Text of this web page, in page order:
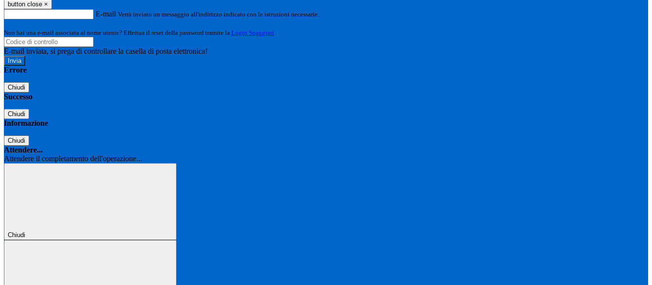
button close ×
E-mail Verrà inviato un messaggio all'indirizzo indicato con le istruzioni necessarie.
Non hai una e-mail associata al nome utente? Effettua il reset della password tramite la Login Spaggiari
E-mail inviata, si prega di controllare la casella di posta elettronica!
Errore
Chiudi
Successo
Chiudi
Informazione
Chiudi
Attendere...
Attendere il completamento dell'operazione...
Chiudi